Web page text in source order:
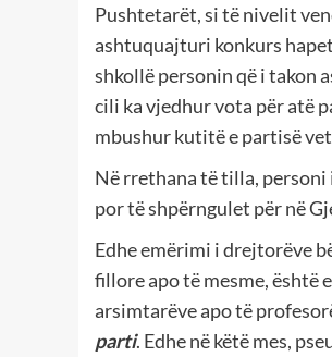
Pushtetarët, si të nivelit
ashtuquajturi konkurs
shkollë personin që i takon
cili ka vjedhur vota për atë
mbushur kutitë e partisë
Në rrethana të tilla,
por të shpërngulet për në
Edhe emërimi i drejtorëve
fillore apo të mesme, është
arsimtarëve apo të
parti. Edhe në këtë mes,